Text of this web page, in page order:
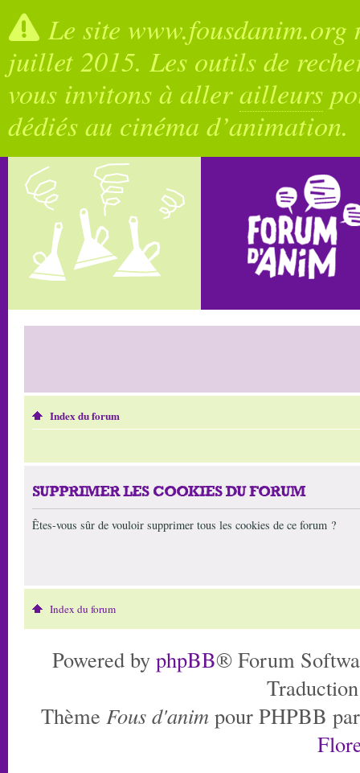
Le site
juillet 2015. Les outils de
vous invitons à allerailleurs
dédiés au cinéma d’animation.
Index du forum
SUPPRIMER LES COOKIES DU FORUM
Êtes-vous sûr de vouloir supprimer tous les cookies de ce forum ?
Index du forum
Powered by phpBB® Forum
Thème Fous d'anim pour PHPBB